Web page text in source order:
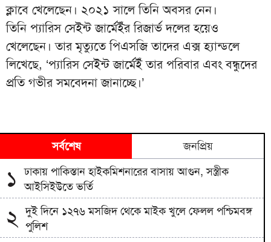
ক্লাবে খেলেছেন। ২০২১ সালে তিনি অবসর নেন।
তিনি প্যারিস সেইন্ট জার্মেইঁর রিজার্ভ দলের হয়েও
খেলেছেন। তার মৃত্যুতে পিএসজি তাদের এক্স হ্যান্ডলে
লিখেছে, ‘প্যারিস সেইন্ট জার্মেইঁ তার পরিবার এবং বন্ধুদের
প্রতি গভীর সমবেদনা জানাচ্ছে।’
সর্বশেষ জনপ্রিয়
১ ঢাকায় পাকিস্তান হাইকমিশনারের বাসায় আগুন, সস্ত্রীক
আইসিইউতে ভর্তি
২
দুই দিনে ১২৭৬ মসজিদ থেকে মাইক খুলে ফেলল পশ্চিমবঙ্গ
পুলিশ